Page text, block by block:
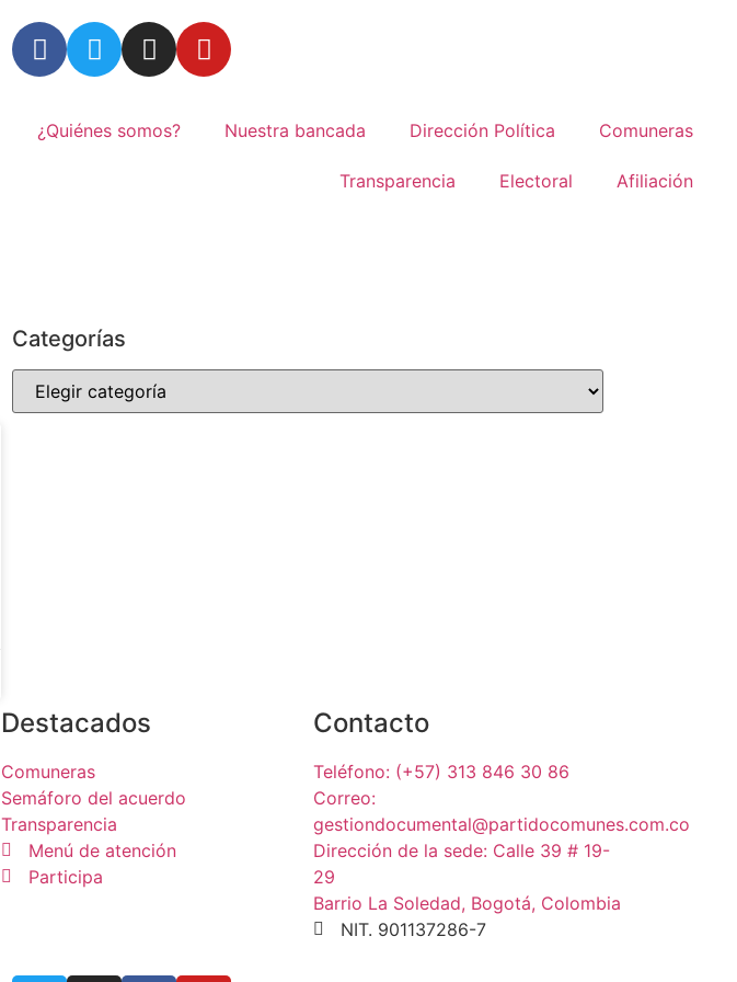
¿Quiénes somos? Nuestra bancada Dirección Política Comuneras
Transparencia Electoral Afiliación
Categorías
Destacados
Comuneras
Semáforo del acuerdo
Transparencia
Menú de atención
Participa
Contacto
Teléfono: (+57) 313 846 30 86
Correo:
gestiondocumental@partidocomunes.com.co
Dirección de la sede: Calle 39 # 19-
29
Barrio La Soledad, Bogotá, Colombia
NIT. 901137286-7